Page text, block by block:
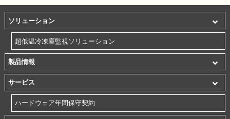
ソリューション
超低温冷凍庫監視ソリューション
製品情報
サービス
ハードウェア年間保守契約